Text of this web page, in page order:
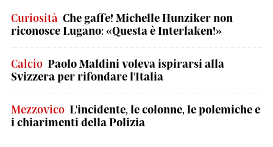
Curiosità Che gaffe! Michelle Hunziker non
riconosce Lugano: «Questa è Interlaken!»
Calcio Paolo Maldini voleva ispirarsi alla
Svizzera per rifondare l'Italia
Mezzovico L'incidente, le colonne, le polemiche e
i chiarimenti della Polizia